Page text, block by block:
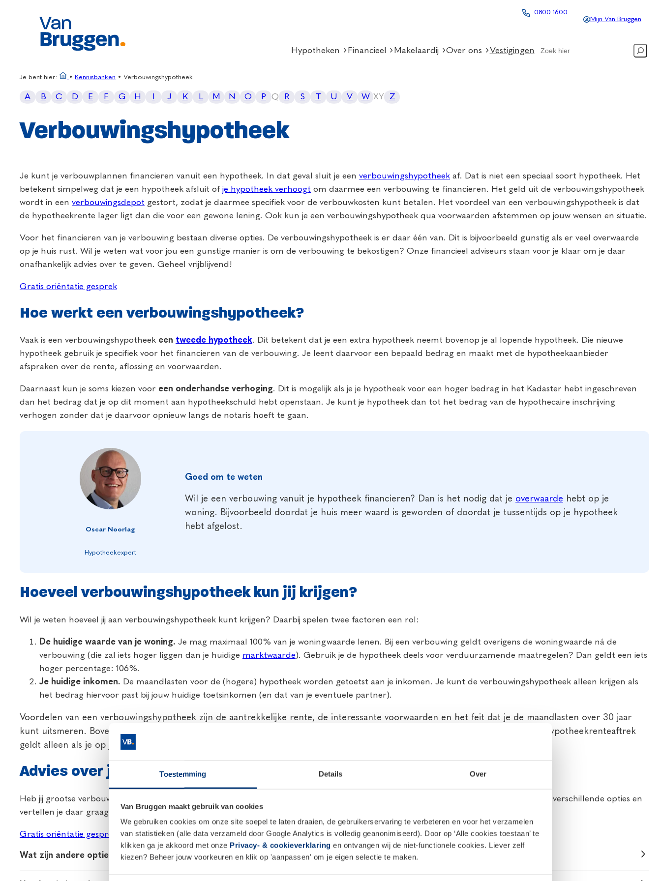
Toestemming Details Over
Van Bruggen maakt gebruik van cookies
We gebruiken cookies om onze site soepel te laten draaien, de gebruikerservaring te verbeteren en voor het verzamelen
van statistieken (alle data verzameld door Google Analytics is volledig geanonimiseerd). Door op ‘Alle cookies toestaan’ te
klikken ga je akkoord met onze Privacy- & cookieverklaring en ontvangen wij de niet-functionele cookies. Liever zelf
kiezen? Beheer jouw voorkeuren en klik op 'aanpassen' om je eigen selectie te maken.
0800 1600
Mijn Van Bruggen
Hypotheken Financieel Makelaardij Over ons Vestigingen Search
Je bent hier: • Kennisbanken • Verbouwingshypotheek
A B C D E F G H J K L M N O P Q R S T U V W XY Z
Verbouwingshypotheek
Je kunt je verbouwplannen financieren vanuit een hypotheek. In dat geval sluit je een verbouwingshypotheek af. Dat is niet een speciaal soort hypotheek. Het
betekent simpelweg dat je een hypotheek afsluit of je hypotheek verhoogt om daarmee een verbouwing te financieren. Het geld uit de verbouwingshypotheek
wordt in een verbouwingsdepot gestort, zodat je daarmee specifiek voor de verbouwkosten kunt betalen. Het voordeel van een verbouwingshypotheek is dat
de hypotheekrente lager ligt dan die voor een gewone lening. Ook kun je een verbouwingshypotheek qua voorwaarden afstemmen op jouw wensen en situatie.
Voor het financieren van je verbouwing bestaan diverse opties. De verbouwingshypotheek is er daar één van. Dit is bijvoorbeeld gunstig als er veel overwaarde
op je huis rust. Wil je weten wat voor jou een gunstige manier is om de verbouwing te bekostigen? Onze financieel adviseurs staan voor je klaar om je daar
onafhankelijk advies over te geven. Geheel vrijblijvend!
Gratis oriëntatie gesprek
Hoe werkt een verbouwingshypotheek?
Vaak is een verbouwingshypotheek een tweede hypotheek. Dit betekent dat je een extra hypotheek neemt bovenop je al lopende hypotheek. Die nieuwe
hypotheek gebruik je specifiek voor het financieren van de verbouwing. Je leent daarvoor een bepaald bedrag en maakt met de hypotheekaanbieder
afspraken over de rente, aflossing en voorwaarden.
Daarnaast kun je soms kiezen voor een onderhandse verhoging. Dit is mogelijk als je je hypotheek voor een hoger bedrag in het Kadaster hebt ingeschreven
dan het bedrag dat je op dit moment aan hypotheekschuld hebt openstaan. Je kunt je hypotheek dan tot het bedrag van de hypothecaire inschrijving
verhogen zonder dat je daarvoor opnieuw langs de notaris hoeft te gaan.
Oscar Noorlag
Hypotheekexpert
Goed om te weten
Wil je een verbouwing vanuit je hypotheek financieren? Dan is het nodig dat je overwaarde hebt op je
woning. Bijvoorbeeld doordat je huis meer waard is geworden of doordat je tussentijds op je hypotheek
hebt afgelost.
Hoeveel verbouwingshypotheek kun jij krijgen?
Wil je weten hoeveel jij aan verbouwingshypotheek kunt krijgen? Daarbij spelen twee factoren een rol:
De huidige waarde van je woning. Je mag maximaal 100% van je woningwaarde lenen. Bij een verbouwing geldt overigens de woningwaarde ná de
verbouwing (die zal iets hoger liggen dan je huidige marktwaarde). Gebruik je de hypotheek deels voor verduurzamende maatregelen? Dan geldt een iets
hoger percentage: 106%.
Je huidige inkomen. De maandlasten voor de (hogere) hypotheek worden getoetst aan je inkomen. Je kunt de verbouwingshypotheek alleen krijgen als
het bedrag hiervoor past bij jouw huidige toetsinkomen (en dat van je eventuele partner).
Voordelen van een verbouwingshypotheek zijn de aantrekkelijke rente, de interessante voorwaarden en het feit dat je de maandlasten over 30 jaar
kunt uitsmeren. Bovendien is de rente aftrekbaar als je de hypotheek gebruikt voor de verbouwing van je woning. Let op: de hypotheekrenteaftrek
geldt alleen als je op je hypotheek annuïtair of lineair aflost.
Advies over jouw verbouwopties?
Heb jij grootse verbouwplannen? Dan ben je vast benieuwd hoe je die het beste kunt financieren. Onze hypotheekadviseurs kennen de verschillende opties en
vertellen je daar graag meer over. Maak een gratis eerste afspraak en krijg onafhankelijk advies over jouw financiële mogelijkheden.
Gratis oriëntatie gesprek
Wat zijn andere opties om een verbouwing te financieren?
Je kunt je verbouwing ook op andere manieren financieren. Zo kun je hiervoor je spaargeld inzetten als je een mooi bedrag op je spaarrekening hebt staan